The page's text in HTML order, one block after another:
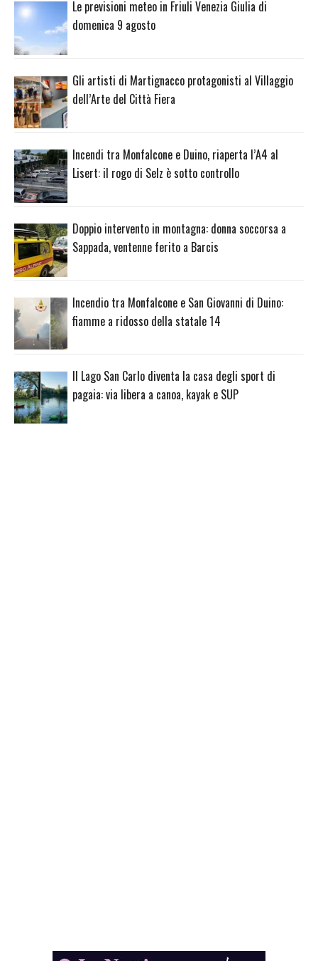
Le previsioni meteo in Friuli Venezia Giulia di
domenica 9 agosto
Gli artisti di Martignacco protagonisti al Villaggio
dell’Arte del Città Fiera
Incendi tra Monfalcone e Duino, riaperta l’A4 al
Lisert: il rogo di Selz è sotto controllo
Doppio intervento in montagna: donna soccorsa a
Sappada, ventenne ferito a Barcis
Incendio tra Monfalcone e San Giovanni di Duino:
fiamme a ridosso della statale 14
Il Lago San Carlo diventa la casa degli sport di
pagaia: via libera a canoa, kayak e SUP